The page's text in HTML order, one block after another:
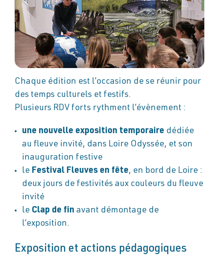
Chaque édition est l’occasion de se réunir pour
des temps culturels et festifs.
Plusieurs RDV forts rythment l’évènement :
une nouvelle exposition temporaire dédiée
au fleuve invité, dans Loire Odyssée, et son
inauguration festive
le Festival Fleuves en fête, en bord de Loire :
deux jours de festivités aux couleurs du fleuve
invité
le Clap de fin avant démontage de
l’exposition.
Exposition et actions pédagogiques